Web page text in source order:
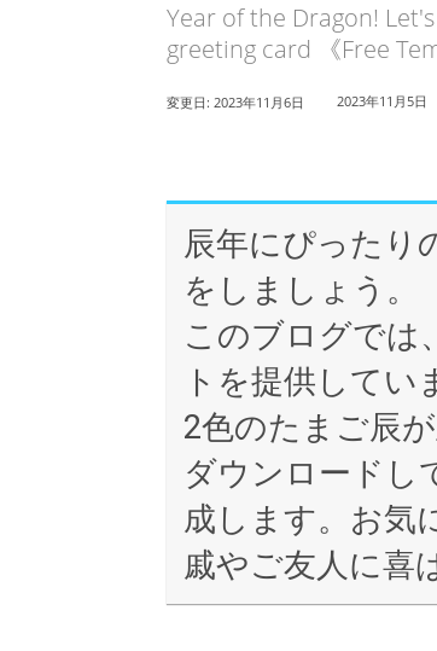
Year of the Dragon!
greeting card 《Free
変更日: 2023年11月6日 2023年11月5日
辰年にぴったり
をしましょう。
このブログでは
トを提供してい
2色のたまご辰
ダウンロードし
成します。お気
戚やご友人に喜